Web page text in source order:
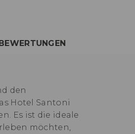
den
Hotel Santoni
Es ist die ideale
möchten,